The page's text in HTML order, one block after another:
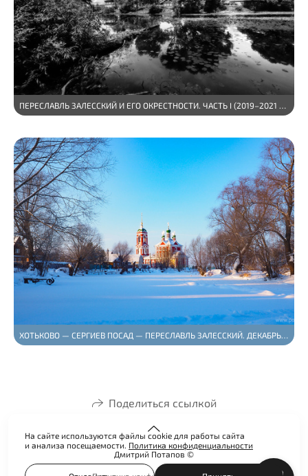
ПЕРЕСЛАВЛЬ ЗАЛЕССКИЙ И ЕГО ОКРЕСТНОСТИ. ЧАСТЬ I (2019–2021 ГГ.)
ХОТЬКОВО — СЕРГИЕВ ПОСАД — ПЕРЕСЛАВЛЬ ЗАЛЕССКИЙ. ДЕКАБРЬ 2021 ГОДА.
Поделиться ссылкой
Дмитрий Потапов ©
На сайте используются файлы cookie для работы сайта
и анализа посещаемости. Политика конфиденциальности